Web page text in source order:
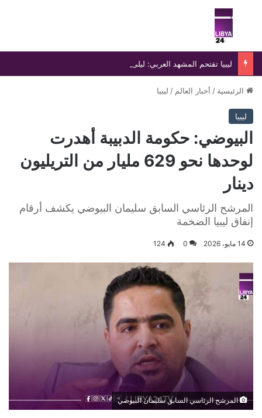
بحث عن
الرئيسية / أخبار العالم / ليبيا
ليبيا
البيوضي: حكومة الدبيبة أهدرت
لوحدها نحو 629 مليار من التريليون
دينار
المرشح الرئاسي السابق سليمان البيوضي يكشف أرقام
إنفاق ليبيا الضخمة
14 مايو، 2026 0
124
المرشح الرئاسي السابق سليمان البيوضي